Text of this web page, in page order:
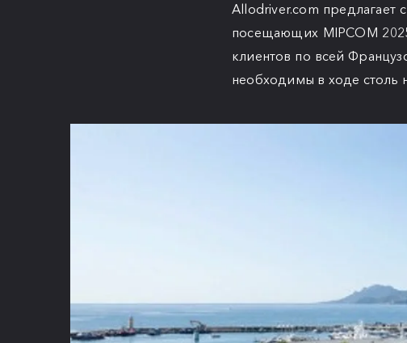
Allodriver.com предлагает
посещающих MIPCOM
клиентов по всей
необходимы в ходе столь